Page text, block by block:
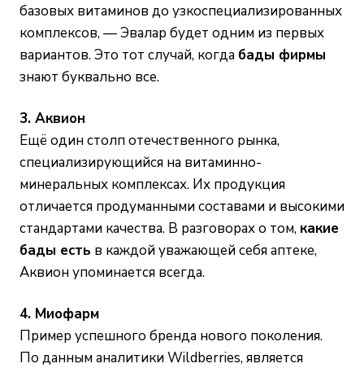
базовых витаминов до узкоспециализированных
комплексов, — Эвалар будет одним из первых
вариантов. Это тот случай, когда бады фирмы
знают буквально все.
3. Аквион
Ещё один столп отечественного рынка,
специализирующийся на витаминно-
минеральных комплексах. Их продукция
отличается продуманными составами и высокими
стандартами качества. В разговорах о том, какие
бады есть в каждой уважающей себя аптеке,
Аквион упоминается всегда.
4. Миофарм
Пример успешного бренда нового поколения.
По данным аналитики Wildberries, является